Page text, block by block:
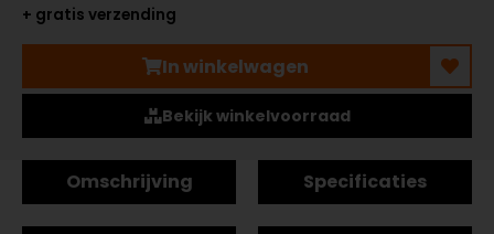
+ gratis verzending
In winkelwagen
Bekijk winkelvoorraad
Omschrijving Specificaties